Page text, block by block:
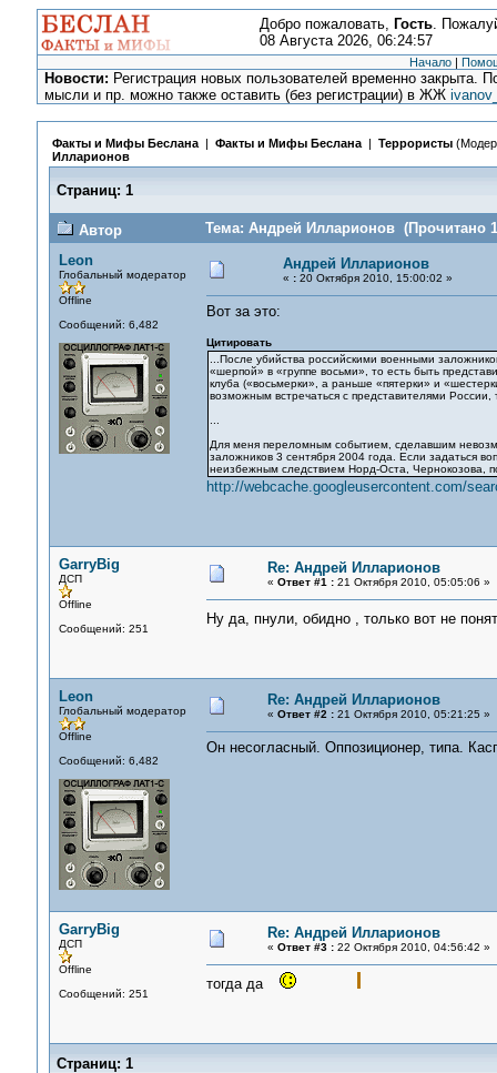
Добро пожаловать, Гость.
08 Августа 2026, 06:24:57
Начало |
Новости: Регистрация новых пользователей временно закрыта.
мысли и пр. можно также оставить (без регистрации) в ЖЖ
Факты и Мифы Беслана| Факты и Мифы Беслана| Террористы
Илларионов
Страниц: 1
Автор
Тема: Андрей Илларионов (Прочитано
Leon
Глобальный модератор
Offline
Сообщений: 6,482
Андрей Илларионов
« :20 Октября 2010, 15:00:02 »
Вот за это:
Цитировать
...После убийства российскими военными
«шерпой» в «группе восьми», то есть быть
клуба («восьмерки», а раньше «пятерки» и
возможным встречаться с представителями
Для меня переломным событием, сделавшим
заложников 3 сентября 2004 года. Если задаться
неизбежным следствием Норд-Оста, Чернокозова,
http://webcache.googleusercontent.com/
GarryBig
ДСП
Offline
Сообщений: 251
Re: Андрей Илларионов
« Ответ #1 :21 Октября 2010, 05:05:06 »
Ну да, пнули, обидно , только вот не
Leon
Глобальный модератор
Offline
Сообщений: 6,482
Re: Андрей Илларионов
« Ответ #2 :21 Октября 2010, 05:21:25 »
Он несогласный. Оппозиционер, типа.
GarryBig
ДСП
Offline
Сообщений: 251
Re: Андрей Илларионов
« Ответ #3 :22 Октября 2010, 04:56:42 »
тогда да
Страниц: 1